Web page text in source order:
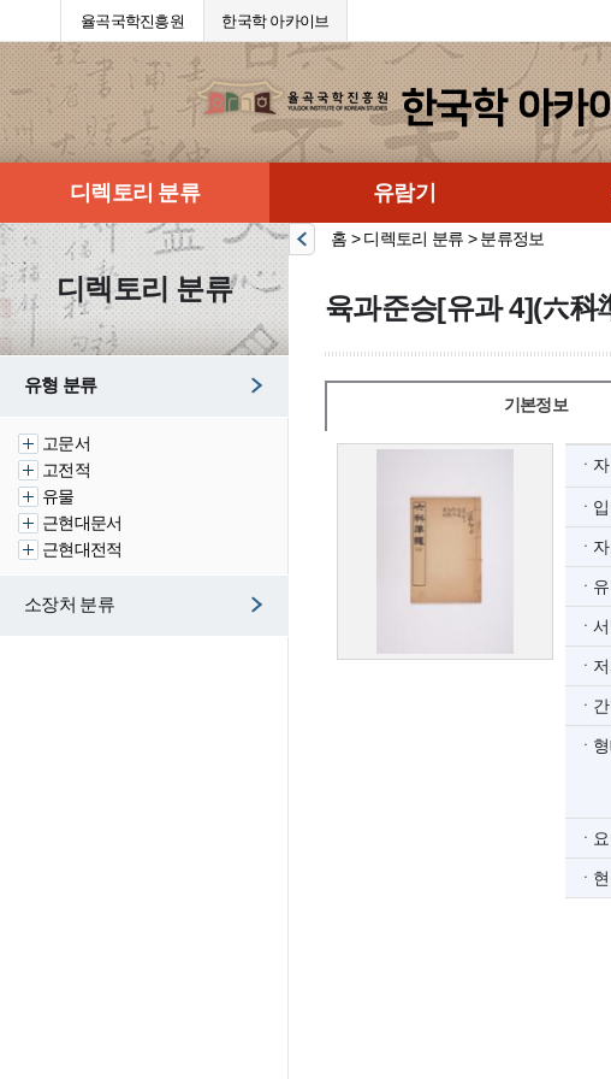
율곡국학진흥원 한국학 아카이브
디렉토리 분류 유람기
디렉토리 분류
유형 분류
고문서
고전적
유물
근현대문서
근현대전적
소장처 분류
홈 > 디렉토리 분류 > 분류정보
육과준승[유과 4](六科
기본정보
ㆍ
ㆍ
ㆍ
ㆍ
ㆍ
ㆍ
ㆍ
ㆍ
ㆍ
ㆍ